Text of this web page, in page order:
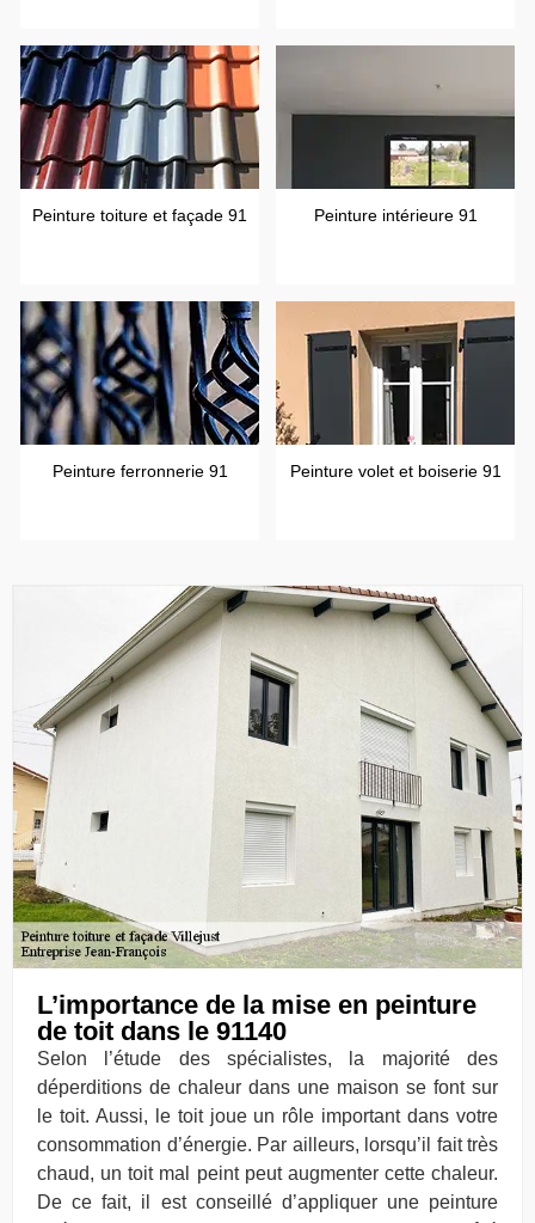
Peinture toiture et façade 91 Peinture intérieure 91
Peinture ferronnerie 91 Peinture volet et boiserie 91
L’importance de la mise en peinture
de toit dans le 91140
Selon l’étude des spécialistes, la majorité des
déperditions de chaleur dans une maison se font sur
le toit. Aussi, le toit joue un rôle important dans votre
consommation d’énergie. Par ailleurs, lorsqu’il fait très
chaud, un toit mal peint peut augmenter cette chaleur.
De ce fait, il est conseillé d’appliquer une peinture